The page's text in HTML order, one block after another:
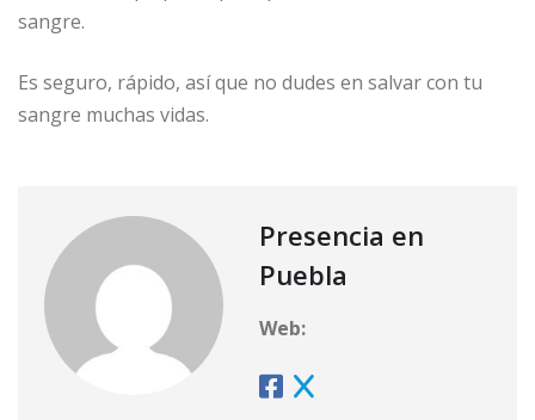
sangre.
Es seguro, rápido, así que no dudes en salvar con tu
sangre muchas vidas.
Presencia en
Puebla
Web: